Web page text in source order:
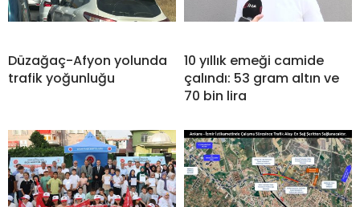
Düzağaç-Afyon yolunda
trafik yoğunluğu
10 yıllık emeği camide
çalındı: 53 gram altın ve
70 bin lira